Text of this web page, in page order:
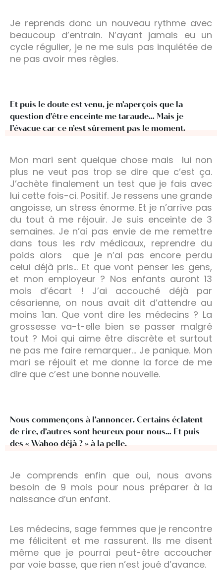
Je reprends donc un nouveau rythme avec
beaucoup d’entrain. N’ayant jamais eu un
cycle régulier, je ne me suis pas inquiétée de
ne pas avoir mes règles.
Et puis le doute est venu, je m’aperçois que la
question d’être enceinte me taraude… Mais je
l’évacue car ce n’est sûrement pas le moment.
Mon mari sent quelque chose mais lui non
plus ne veut pas trop se dire que c’est ça.
J’achète finalement un test que je fais avec
lui cette fois-ci. Positif. Je ressens une grande
angoisse, un stress énorme. Et je n’arrive pas
du tout à me réjouir. Je suis enceinte de 3
semaines. Je n’ai pas envie de me remettre
dans tous les rdv médicaux, reprendre du
poids alors que je n’ai pas encore perdu
celui déjà pris… Et que vont penser les gens,
et mon employeur ? Nos enfants auront 13
mois d’écart ! J’ai accouché déjà par
césarienne, on nous avait dit d’attendre au
moins 1an. Que vont dire les médecins ? La
grossesse va-t-elle bien se passer malgré
tout ? Moi qui aime être discrète et surtout
ne pas me faire remarquer… Je panique. Mon
mari se réjouit et me donne la force de me
dire que c’est une bonne nouvelle.
Nous commençons à l’annoncer. Certains éclatent
de rire, d’autres sont heureux pour nous… Et puis
des « Wahoo déjà ? » à la pelle.
Je comprends enfin que oui, nous avons
besoin de 9 mois pour nous préparer à la
naissance d’un enfant.
Les médecins, sage femmes que je rencontre
me félicitent et me rassurent. Ils me disent
même que je pourrai peut-être accoucher
par voie basse, que rien n’est joué d’avance.